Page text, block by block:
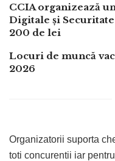
CCIA organizează
Digitale și
200 de lei
Locuri de muncă
2026
Organizatorii suporta
toti concurentii iar